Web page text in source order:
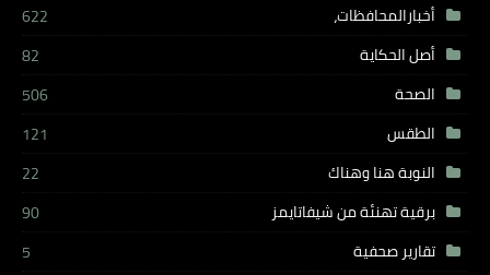
أخبارالمحافظات،
622
أصل الحكاية
82
الصحة
506
الطقس
121
النوبة هنا وهناك
22
برقية تهنئة من شيفاتايمز
90
تقارير صحفية
5